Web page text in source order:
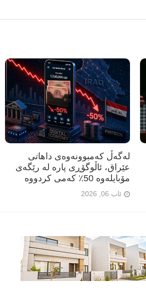
لەگەڵ کەمبوونەوەی داهاتی
عێراق، ئاڵوگۆڕی پارە لە رێگەی
مۆبایلەوە 50٪ کەمی کردووە
ئاب 06, 2026